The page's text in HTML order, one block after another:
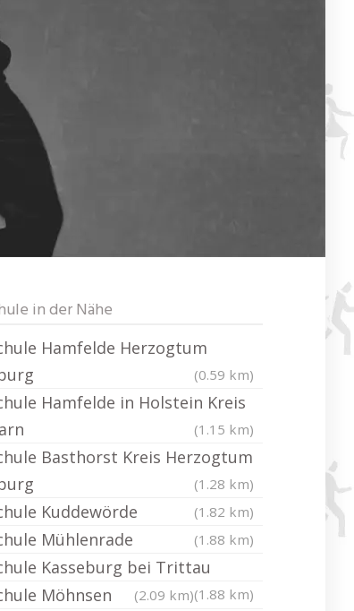
in der Nähe
Hamfelde Herzogtum
(0.59 km)
Hamfelde in Holstein Kreis
(1.15 km)
Basthorst Kreis Herzogtum
(1.28 km)
Kuddewörde (1.82 km)
Mühlenrade (1.88 km)
Kasseburg bei Trittau
(1.88 km)
Möhnsen (2.09 km)